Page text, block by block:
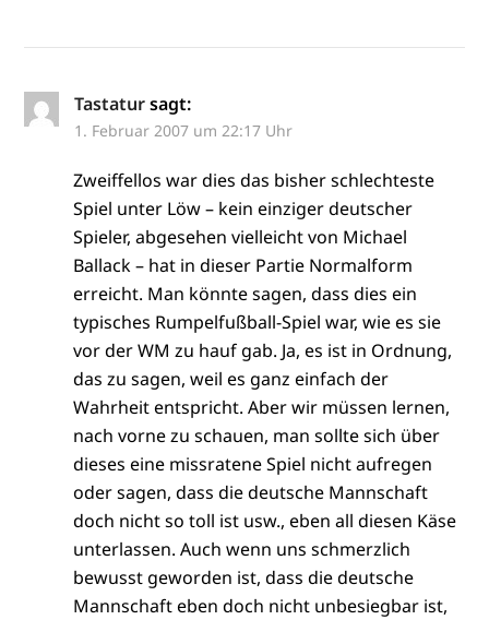
Tastatur sagt:
1. Februar 2007 um 22:17 Uhr
Zweiffellos war dies das bisher schlechteste
Spiel unter Löw – kein einziger deutscher
Spieler, abgesehen vielleicht von Michael
Ballack – hat in dieser Partie Normalform
erreicht. Man könnte sagen, dass dies ein
typisches Rumpelfußball-Spiel war, wie es sie
vor der WM zu hauf gab. Ja, es ist in Ordnung,
das zu sagen, weil es ganz einfach der
Wahrheit entspricht. Aber wir müssen lernen,
nach vorne zu schauen, man sollte sich über
dieses eine missratene Spiel nicht aufregen
oder sagen, dass die deutsche Mannschaft
doch nicht so toll ist usw., eben all diesen Käse
unterlassen. Auch wenn uns schmerzlich
bewusst geworden ist, dass die deutsche
Mannschaft eben doch nicht unbesiegbar ist,